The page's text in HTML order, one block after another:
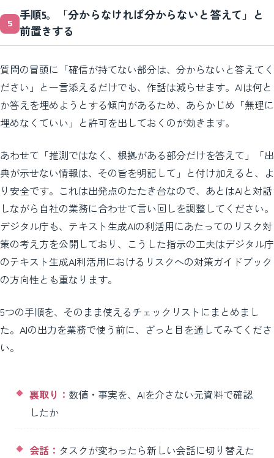
手順5。「分からなければ分からないと答えて」と
前置きする
質問の冒頭に「確信が持てない部分は、分からないと答えてく
ださい」と一言添えるだけでも、作話は減らせます。AIは何と
か答えを埋めようとする傾向があるため、あらかじめ「無理に
埋めなくていい」と許可を出しておくのが効きます。
あわせて「推測ではなく、根拠がある部分だけを答えて」「出
典が示せない情報は、その旨を明記して」と付け加えると、よ
り安全です。これは出発点のたたき台なので、あとはAIと対話
しながら自社の業務に合わせて言い回しを調整してください。
デジタル庁も、テキスト生成AIの利活用にあたってのリスク対
策の考え方を公開しており、こうした指示の工夫はデジタル庁
のテキスト生成AI利活用におけるリスクへの対策ガイドブック
の方向性とも重なります。
5つの手順を、そのまま使えるチェックリストにまとめまし
た。AIの出力を業務で使う前に、ざっと目を通してみてくださ
い。
裏取り： 数値・事実を、AIを介さない元資料で確認
したか
会話： タスクが変わったら新しい会話に切り替えた